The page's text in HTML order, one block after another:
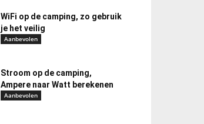
WiFi op de camping, zo gebruik
je het veilig
Aanbevolen
Stroom op de camping,
Ampere naar Watt berekenen
Aanbevolen